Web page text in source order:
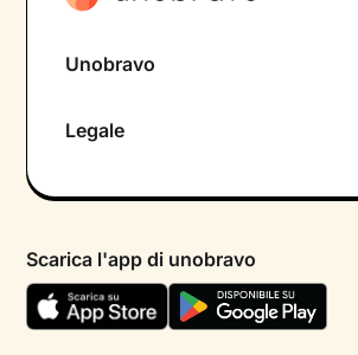
Unobravo
Psicologo in chat
Psicologi per aree di intervento
Aiuto urgente
FAQ
Legale
Termini e condizioni
Informativa Privacy
Scarica l'app di unobravo